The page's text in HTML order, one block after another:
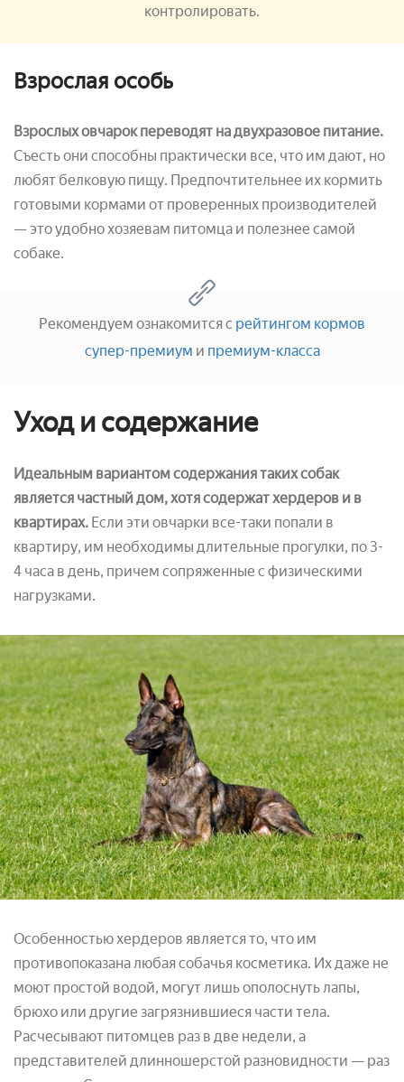
контролировать.
Взрослая особь
Взрослых овчарок переводят на двухразовое питание.
Съесть они способны практически все, что им дают, но
любят белковую пищу. Предпочтительнее их кормить
готовыми кормами от проверенных производителей
— это удобно хозяевам питомца и полезнее самой
собаке.
Рекомендуем ознакомится с рейтингом кормов
супер-премиум и премиум-класса
Уход и содержание
Идеальным вариантом содержания таких собак
является частный дом, хотя содержат хердеров и в
квартирах. Если эти овчарки все-таки попали в
квартиру, им необходимы длительные прогулки, по 3-
4 часа в день, причем сопряженные с физическими
нагрузками.
Особенностью хердеров является то, что им
противопоказана любая собачья косметика. Их даже не
моют простой водой, могут лишь ополоснуть лапы,
брюхо или другие загрязнившиеся части тела.
Расчесывают питомцев раз в две недели, а
представителей длинношерстой разновидности — раз